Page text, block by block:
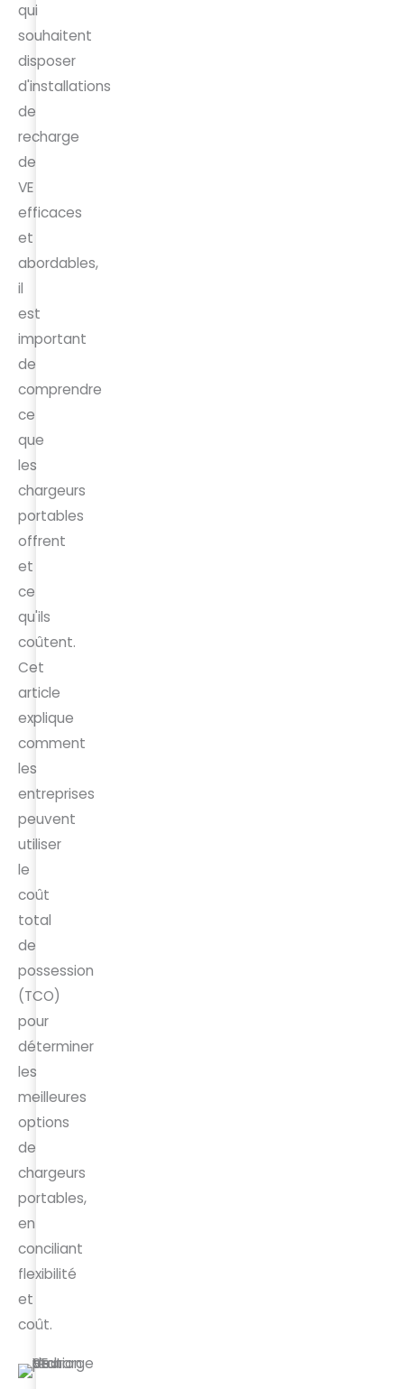
qui
souhaitent
disposer
d'installations
de
recharge
de
VE
efficaces
et
abordables,
il
est
important
de
comprendre
ce
que
les
chargeurs
portables
offrent
et
ce
qu'ils
coûtent.
Cet
article
explique
comment
les
entreprises
peuvent
utiliser
le
coût
total
de
possession
(TCO)
pour
déterminer
les
meilleures
options
de
chargeurs
portables,
en
conciliant
flexibilité
et
coût.